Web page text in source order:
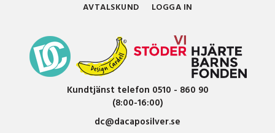
AVTALSKUND
LOGGA IN
Kundtjänst telefon 0510 - 860 90
(8:00-16:00)
dc@dacaposilver.se